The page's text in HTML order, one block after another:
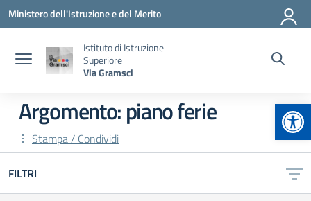
Vai ai contenuti
Vai al menu di navigazione
Vai al footer
Ministero dell'Istruzione e del Merito
Istituto di Istruzione
Superiore
Via Gramsci
Argomento: piano ferie
Stampa / Condividi
FILTRI